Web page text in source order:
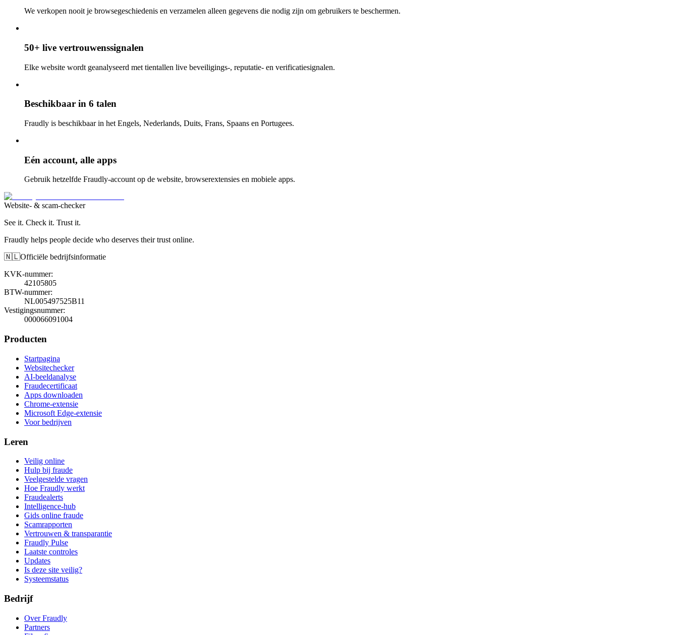
We verkopen nooit je browsegeschiedenis en verzamelen alleen gegevens die nodig zijn om gebruikers te beschermen.
50+ live vertrouwenssignalen
Elke website wordt geanalyseerd met tientallen live beveiligings-, reputatie- en verificatiesignalen.
Beschikbaar in 6 talen
Fraudly is beschikbaar in het Engels, Nederlands, Duits, Frans, Spaans en Portugees.
Eén account, alle apps
Gebruik hetzelfde Fraudly-account op de website, browserextensies en mobiele apps.
Website- & scam-checker
See it. Check it. Trust it.
Fraudly helps people decide who deserves their trust online.
🇳🇱Officiële bedrijfsinformatie
KVK-nummer:
42105805
BTW-nummer:
NL005497525B11
Vestigingsnummer:
000066091004
Producten
Startpagina
Websitechecker
AI-beeldanalyse
Fraudecertificaat
Apps downloaden
Chrome-extensie
Microsoft Edge-extensie
Voor bedrijven
Leren
Veilig online
Hulp bij fraude
Veelgestelde vragen
Hoe Fraudly werkt
Fraudealerts
Intelligence-hub
Gids online fraude
Scamrapporten
Vertrouwen & transparantie
Fraudly Pulse
Laatste controles
Updates
Is deze site veilig?
Systeemstatus
Bedrijf
Over Fraudly
Partners